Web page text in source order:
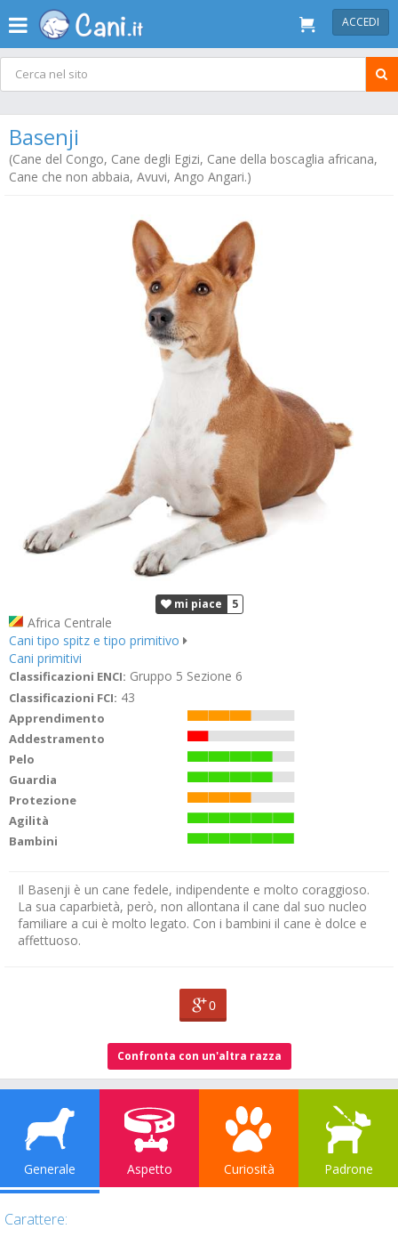
ACCEDI
Basenji
(Cane del Congo, Cane degli Egizi, Cane della boscaglia africana,
Cane che non abbaia, Avuvi, Ango Angari.)
mi piace 5
Africa Centrale
Cani tipo spitz e tipo primitivo
Cani primitivi
Classificazioni ENCI: Gruppo 5 Sezione 6
Classificazioni FCI: 43
Apprendimento
Addestramento
Pelo
Guardia
Protezione
Agilità
Bambini
Il Basenji è un cane fedele, indipendente e molto coraggioso.
La sua caparbietà, però, non allontana il cane dal suo nucleo
familiare a cui è molto legato. Con i bambini il cane è dolce e
affettuoso.
0
Confronta con un'altra razza
Generale Aspetto Curiosità Padrone
Carattere: